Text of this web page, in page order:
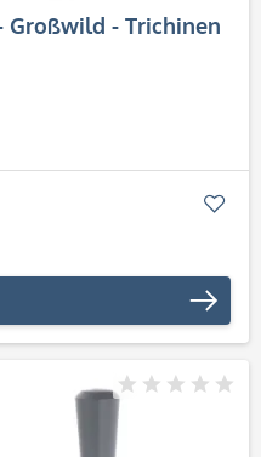
Großwild - Trichinen